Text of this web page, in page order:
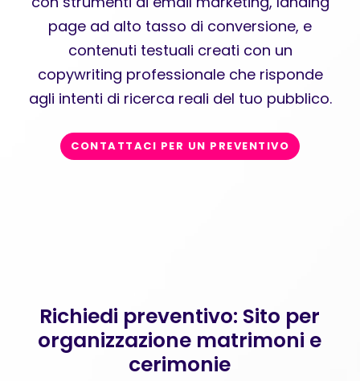
page ad alto tasso di conversione, e
contenuti testuali creati con un
copywriting professionale che risponde
agli intenti di ricerca reali del tuo pubblico.
CONTATTACI PER UN PREVENTIVO
Richiedi preventivo: Sito per
organizzazione matrimoni e
cerimonie